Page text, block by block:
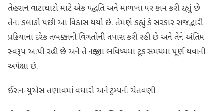
તેહરાન વાટાઘાટો માટે એક પદ્ધતિ અને માળખા પર કામ કરી રહ્યું છે
તેના કલાકો પછી આ વિકાસ થયો છે. તેમણે કહ્યું કે સરકાર રાજદ્વારી
પ્રક્રિયાના દરેક તબક્કાની વિગતોની તપાસ કરી રહી છે અને તેને અંતિમ
સ્વરૂપ આપી રહી છે અને તે નજીકના ભવિષ્યમાં ટૂંક સમયમાં પૂર્ણ થવાની
અપેક્ષા છે.
ઈરાન-યુએસ તણાવમાં વધારો અને ટ્રમ્પની ચેતવણી